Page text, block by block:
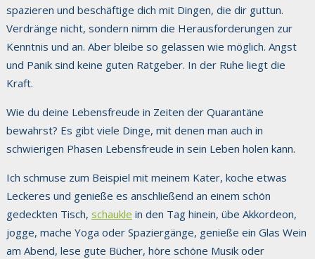
spazieren und beschäftige dich mit Dingen, die dir guttun.
Verdränge nicht, sondern nimm die Herausforderungen zur
Kenntnis und an. Aber bleibe so gelassen wie möglich. Angst
und Panik sind keine guten Ratgeber. In der Ruhe liegt die
Kraft.
Wie du deine Lebensfreude in Zeiten der Quarantäne
bewahrst? Es gibt viele Dinge, mit denen man auch in
schwierigen Phasen Lebensfreude in sein Leben holen kann.
Ich schmuse zum Beispiel mit meinem Kater, koche etwas
Leckeres und genieße es anschließend an einem schön
gedeckten Tisch, schaukle in den Tag hinein, übe Akkordeon,
jogge, mache Yoga oder Spaziergänge, genieße ein Glas Wein
am Abend, lese gute Bücher, höre schöne Musik oder